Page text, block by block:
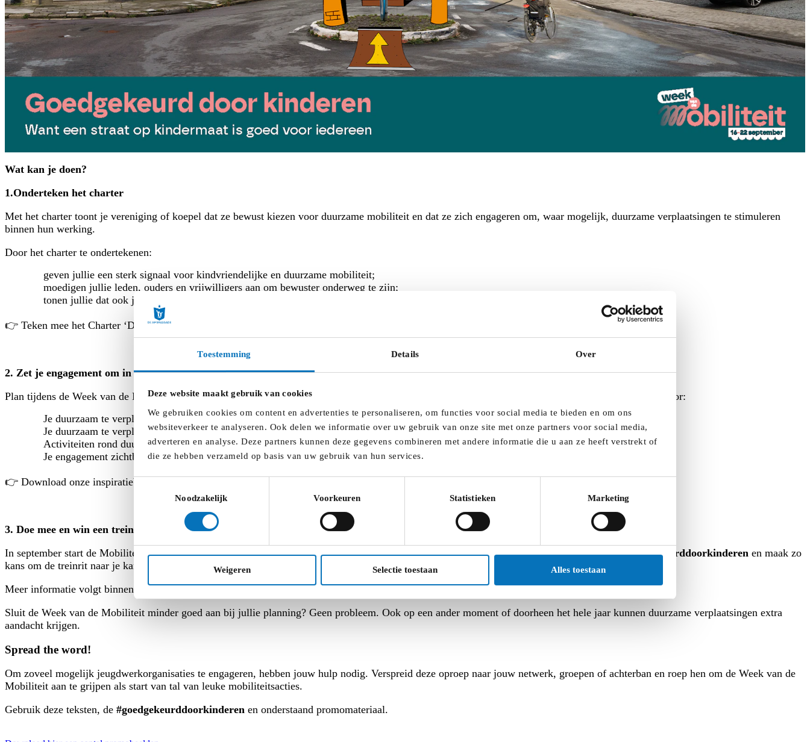
Toestemming Details Over
Deze website maakt gebruik van cookies
We gebruiken cookies om content en advertenties te personaliseren, om functies voor social media te bieden en om ons
websiteverkeer te analyseren. Ook delen we informatie over uw gebruik van onze site met onze partners voor social media,
adverteren en analyse. Deze partners kunnen deze gegevens combineren met andere informatie die u aan ze heeft verstrekt of
die ze hebben verzameld op basis van uw gebruik van hun services.
Noodzakelijk
Voorkeuren Statistieken Marketing
Weigeren Selectie toestaan Alles toestaan
Wat kan je doen?
1.Onderteken het charter
Met het charter toont je vereniging of koepel dat ze bewust kiezen voor duurzame mobiliteit en dat ze zich engageren om, waar mogelijk, duurzame verplaatsingen te stimuleren
binnen hun werking.
Door het charter te ondertekenen:
geven jullie een sterk signaal voor kindvriendelijke en duurzame mobiliteit;
moedigen jullie leden, ouders en vrijwilligers aan om bewuster onderweg te zijn;
tonen jullie dat ook jeugdwerkingen mee het verschil maken.
👉 Teken mee het Charter ‘Duurzaam Onderweg’ en toon dat duurzame mobiliteit ook binnen jouw vereniging “goedgekeurd door kinderen” is.
Ik teken het charter 'Duurzaam Onderweg'
2. Zet je engagement om in de praktijk
Plan tijdens de Week van de Mobiliteit een activiteit rond het thema en moedig leden en ouders aan om duurzaam naar de werking te komen. Dit kan door:
Je duurzaam te verplaatsenmetde jeugdvereniging
Je duurzaam te verplaatsennaarde jeugdvereniging
Activiteiten rond duurzame mobiliteit te organiseren
Je engagement zichtbaar te maken
👉 Download onze inspiratiebundel vol praktische tips, leuke spellen en activiteiten, communicatietips naar ouders toe en nog veel meer:
3. Doe mee en win een treinrit naar je kampplaats
In september start de Mobiliteitswedstrijd voor jeugdverenigingen. Het opzet? Deel de leukste foto(‘s) van je duurzame verplaatsing met de#goedgekeurddoorkinderen en maak zo
kans om de treinrit naar je kampplaats te winnen in 2027.
Meer informatie volgt binnenkort ophttps://www.weekvandemobiliteit.be/.
Sluit de Week van de Mobiliteit minder goed aan bij jullie planning? Geen probleem. Ook op een ander moment of doorheen het hele jaar kunnen duurzame verplaatsingen extra
aandacht krijgen.
Spread the word!
Om zoveel mogelijk jeugdwerkorganisaties te engageren, hebben jouw hulp nodig. Verspreid deze oproep naar jouw netwerk, groepen of achterban en roep hen om de Week van de
Mobiliteit aan te grijpen als start van tal van leuke mobiliteitsacties.
Gebruik deze teksten, de #goedgekeurddoorkinderen en onderstaand promomateriaal.